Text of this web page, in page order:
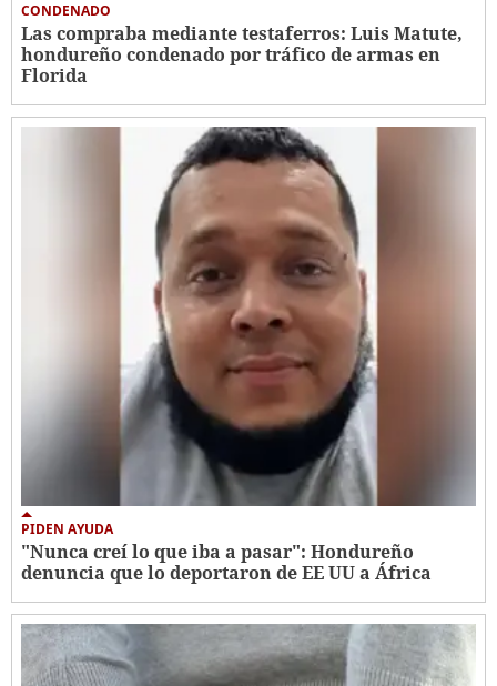
CONDENADO
Las compraba mediante testaferros: Luis Matute,
hondureño condenado por tráfico de armas en
Florida
PIDEN AYUDA
"Nunca creí lo que iba a pasar": Hondureño
denuncia que lo deportaron de EE UU a África